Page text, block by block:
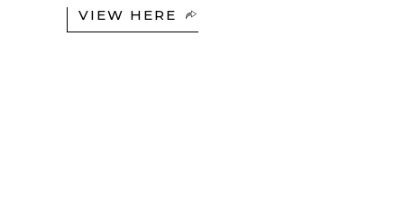
VIEW HERE